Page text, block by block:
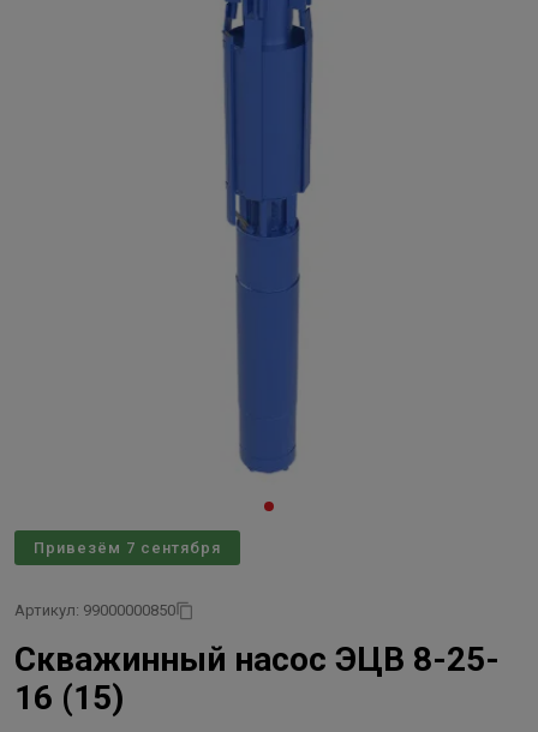
Привезём 7 сентября
Артикул: 99000000850
Скважинный насос ЭЦВ 8-25-
16 (15)